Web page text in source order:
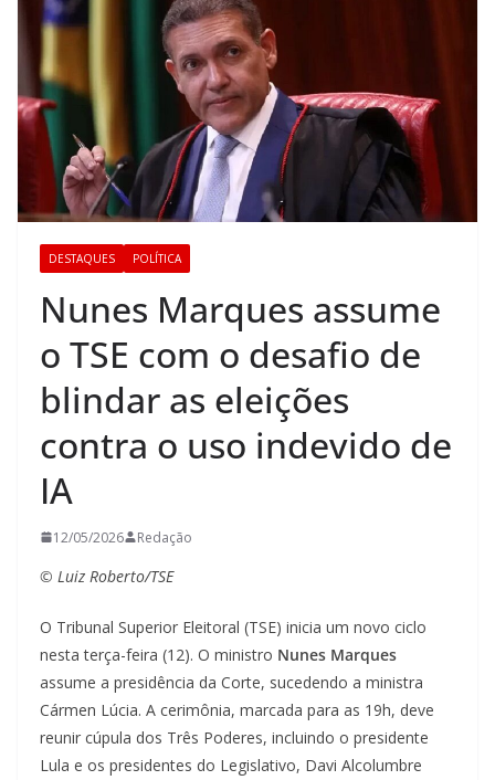
DESTAQUES POLÍTICA
Nunes Marques assume
o TSE com o desafio de
blindar as eleições
contra o uso indevido de
IA
12/05/2026 Redação
© Luiz Roberto/TSE
O Tribunal Superior Eleitoral (TSE) inicia um novo ciclo
nesta terça-feira (12). O ministro Nunes Marques
assume a presidência da Corte, sucedendo a ministra
Cármen Lúcia. A cerimônia, marcada para as 19h, deve
reunir cúpula dos Três Poderes, incluindo o presidente
Lula e os presidentes do Legislativo, Davi Alcolumbre